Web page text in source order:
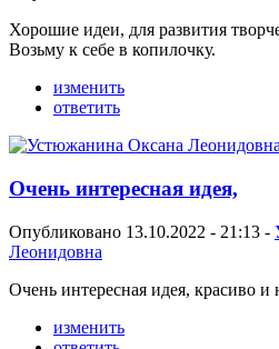
Хорошие идеи, для развития
Возьму к себе в копилочку.
изменить
ответить
Очень интересная идея,
Опубликовано 13.10.2022 - 21:13 -
Леонидовна
Очень интересная идея, красиво
изменить